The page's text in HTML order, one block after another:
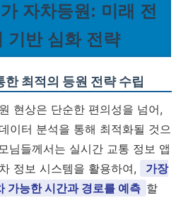
자차등원: 미래 전
기반 심화 전략
한 최적의 등원 전략 수립
현상은 단순한 편의성을 넘어,
이터 분석을 통해 최적화될 것으
님들께서는 실시간 교통 정보 앱
정보 시스템을 활용하여,
가장
가능한 시간과 경로를 예측 할